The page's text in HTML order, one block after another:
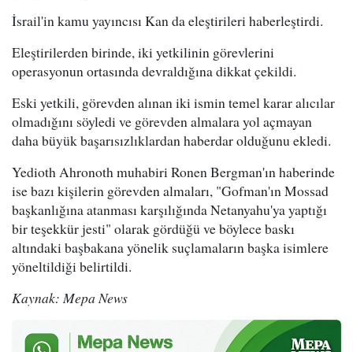
İsrail'in kamu yayıncısı Kan da eleştirileri haberleştirdi.
Eleştirilerden birinde, iki yetkilinin görevlerini
operasyonun ortasında devraldığına dikkat çekildi.
Eski yetkili, görevden alınan iki ismin temel karar alıcılar
olmadığını söyledi ve görevden almalara yol açmayan
daha büyük başarısızlıklardan haberdar olduğunu ekledi.
Yedioth Ahronoth muhabiri Ronen Bergman'ın haberinde
ise bazı kişilerin görevden almaları, "Gofman'ın Mossad
başkanlığına atanması karşılığında Netanyahu'ya yaptığı
bir teşekkür jesti" olarak gördüğü ve böylece baskı
altındaki başbakana yönelik suçlamaların başka isimlere
yöneltildiği belirtildi.
Kaynak: Mepa News